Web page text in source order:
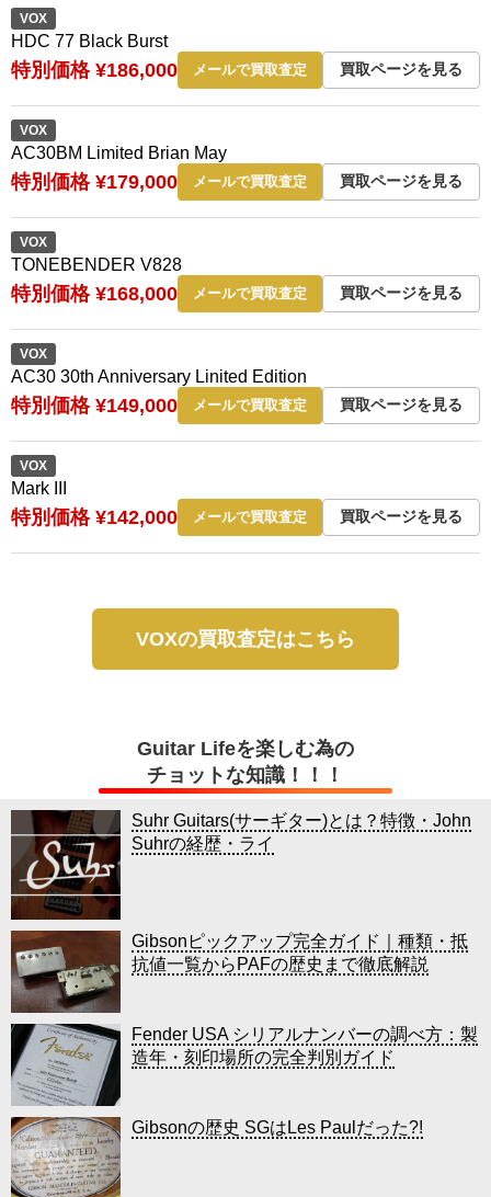
VOX
HDC 77 Black Burst
特別価格 ¥186,000 メールで買取査定 買取ページを見る
VOX
AC30BM Limited Brian May
特別価格 ¥179,000 メールで買取査定 買取ページを見る
VOX
TONEBENDER V828
特別価格 ¥168,000 メールで買取査定 買取ページを見る
VOX
AC30 30th Anniversary Linited Edition
特別価格 ¥149,000 メールで買取査定 買取ページを見る
VOX
Mark III
特別価格 ¥142,000 メールで買取査定 買取ページを見る
VOXの買取査定はこちら
Guitar Lifeを楽しむ為の
チョットな知識！！！
Suhr Guitars(サーギター)とは？特徴・John
Suhrの経歴・ライ
Gibsonピックアップ完全ガイド｜種類・抵
抗値一覧からPAFの歴史まで徹底解説
Fender USA シリアルナンバーの調べ方：製
造年・刻印場所の完全判別ガイド
Gibsonの歴史 SGはLes Paulだった?!